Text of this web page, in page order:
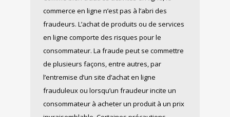
commerce en ligne n’est pas à l’abri des
fraudeurs. L’achat de produits ou de services
en ligne comporte des risques pour le
consommateur. La fraude peut se commettre
de plusieurs façons, entre autres, par
l’entremise d’un site d’achat en ligne
frauduleux ou lorsqu’un fraudeur incite un
consommateur à acheter un produit à un prix